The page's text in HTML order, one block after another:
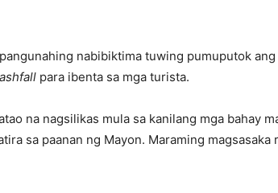
nabibiktima tuwing pumuputok
ashfall para ibenta sa mga turista.
na nagsilikas mula sa kanilang mga bahay
sa paanan ng Mayon. Maraming magsasaka